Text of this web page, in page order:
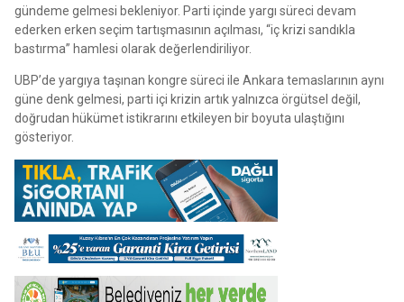
gündeme gelmesi bekleniyor. Parti içinde yargı süreci devam
ederken erken seçim tartışmasının açılması, “iç krizi sandıkla
bastırma” hamlesi olarak değerlendiriliyor.
UBP’de yargıya taşınan kongre süreci ile Ankara temaslarının aynı
güne denk gelmesi, parti içi krizin artık yalnızca örgütsel değil,
doğrudan hükümet istikrarını etkileyen bir boyuta ulaştığını
gösteriyor.